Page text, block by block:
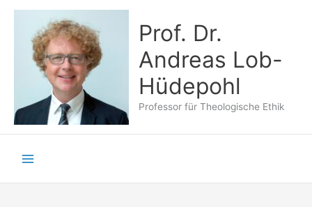
springen
Prof. Dr.
Andreas Lob-
Hüdepohl
Professor für Theologische Ethik